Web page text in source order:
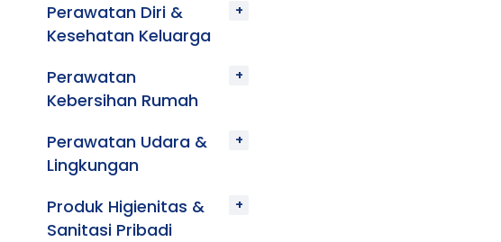
Perawatan Diri &
Kesehatan Keluarga
Perawatan
Kebersihan Rumah
Perawatan Udara &
Lingkungan
Produk Higienitas &
Sanitasi Pribadi